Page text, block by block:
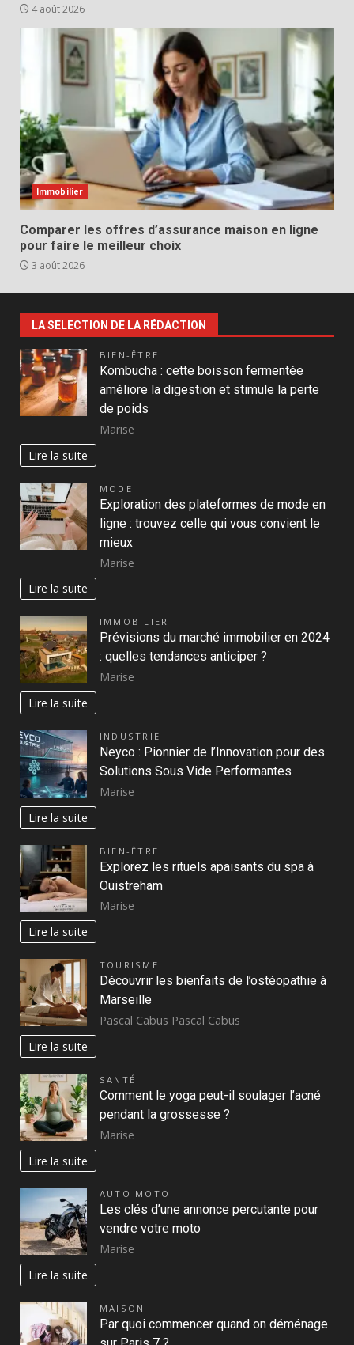
4 août 2026
Immobilier
Comparer les offres d’assurance maison en ligne
pour faire le meilleur choix
3 août 2026
LA SELECTION DE LA RÉDACTION
BIEN-ÊTRE
Kombucha : cette boisson fermentée
améliore la digestion et stimule la perte
de poids
Marise
Lire la suite
MODE
Exploration des plateformes de mode en
ligne : trouvez celle qui vous convient le
mieux
Marise
Lire la suite
IMMOBILIER
Prévisions du marché immobilier en 2024
: quelles tendances anticiper ?
Marise
Lire la suite
INDUSTRIE
Neyco : Pionnier de l’Innovation pour des
Solutions Sous Vide Performantes
Marise
Lire la suite
BIEN-ÊTRE
Explorez les rituels apaisants du spa à
Ouistreham
Marise
Lire la suite
TOURISME
Découvrir les bienfaits de l’ostéopathie à
Marseille
Pascal Cabus Pascal Cabus
Lire la suite
SANTÉ
Comment le yoga peut-il soulager l’acné
pendant la grossesse ?
Marise
Lire la suite
AUTO MOTO
Les clés d’une annonce percutante pour
vendre votre moto
Marise
Lire la suite
MAISON
Par quoi commencer quand on déménage